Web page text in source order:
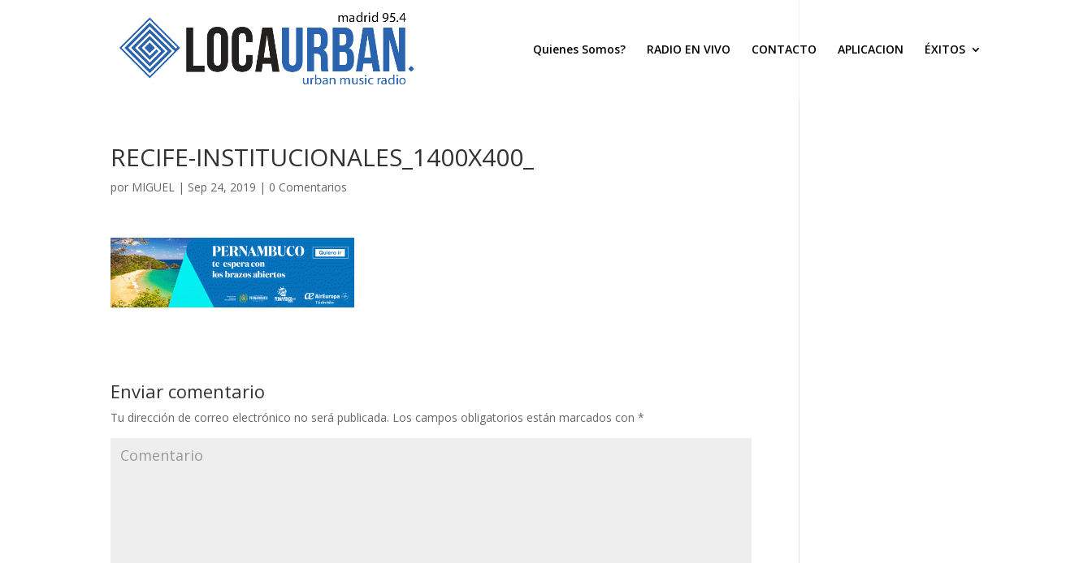
Quienes Somos? RADIO EN VIVO CONTACTO APLICACION ÉXITOS
RECIFE-INSTITUCIONALES_1400X400_
por MIGUEL | Sep 24, 2019 | 0 Comentarios
Enviar comentario
Tu dirección de correo electrónico no será publicada. Los campos obligatorios están marcados con *